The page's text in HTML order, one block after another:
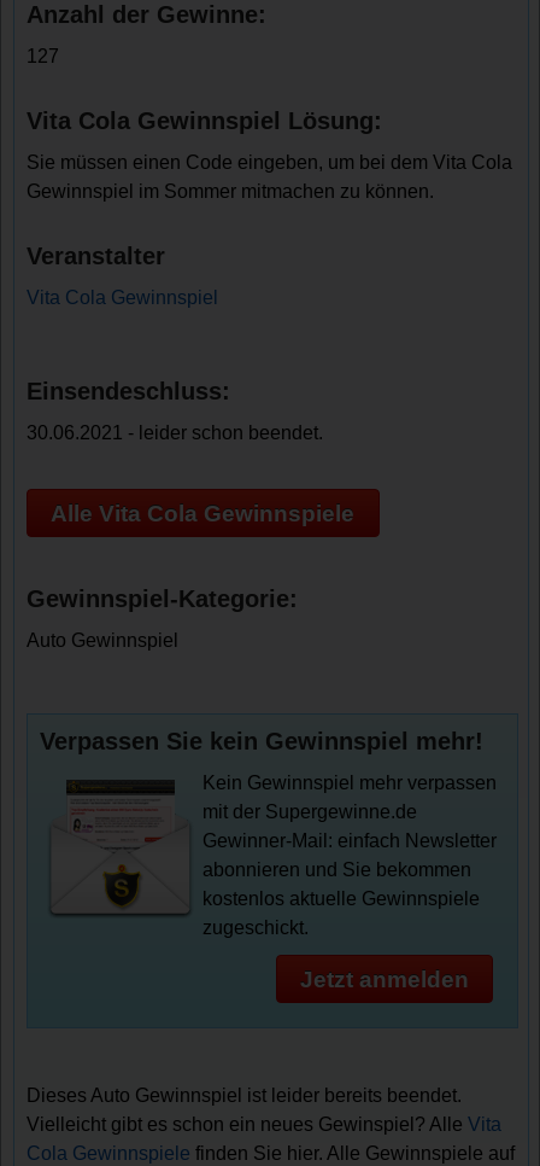
Anzahl der Gewinne:
127
Vita Cola Gewinnspiel Lösung:
Sie müssen einen Code eingeben, um bei dem Vita Cola
Gewinnspiel im Sommer mitmachen zu können.
Veranstalter
Vita Cola Gewinnspiel
Einsendeschluss:
30.06.2021 - leider schon beendet.
Alle Vita Cola Gewinnspiele
Gewinnspiel-Kategorie:
Auto Gewinnspiel
Verpassen Sie kein Gewinnspiel mehr!
Kein Gewinnspiel mehr verpassen
mit der Supergewinne.de
Gewinner-Mail: einfach Newsletter
abonnieren und Sie bekommen
kostenlos aktuelle Gewinnspiele
zugeschickt.
Jetzt anmelden
Dieses Auto Gewinnspiel ist leider bereits beendet.
Vielleicht gibt es schon ein neues Gewinspiel? AlleVita
Cola Gewinnspiele finden Sie hier. Alle Gewinnspiele auf